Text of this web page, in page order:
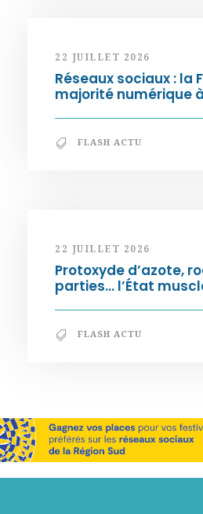
22 JUILLET 2026
Réseaux sociaux : la
majorité numérique
FLASH ACTU
22 JUILLET 2026
Protoxyde d’azote,
parties… l’État
FLASH ACTU